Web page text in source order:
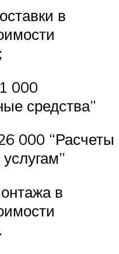
в
000
средства”
000 “Расчеты
в